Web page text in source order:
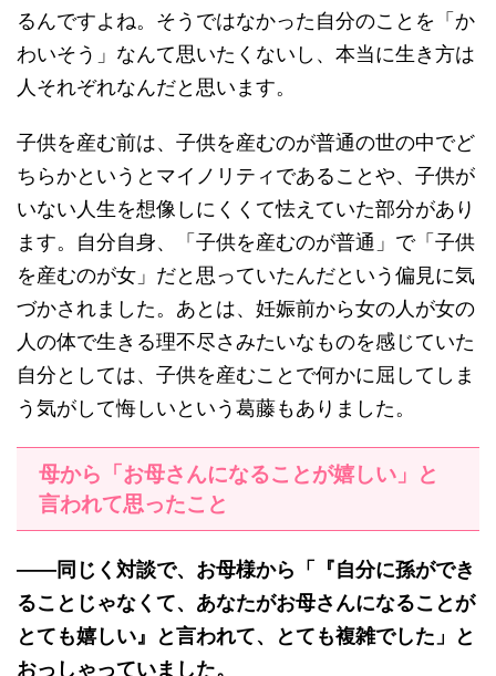
るんですよね。そうではなかった自分のことを「か
わいそう」なんて思いたくないし、本当に生き方は
人それぞれなんだと思います。
子供を産む前は、子供を産むのが普通の世の中でど
ちらかというとマイノリティであることや、子供が
いない人生を想像しにくくて怯えていた部分があり
ます。自分自身、「子供を産むのが普通」で「子供
を産むのが女」だと思っていたんだという偏見に気
づかされました。あとは、妊娠前から女の人が女の
人の体で生きる理不尽さみたいなものを感じていた
自分としては、子供を産むことで何かに屈してしま
う気がして悔しいという葛藤もありました。
母から「お母さんになることが嬉しい」と
言われて思ったこと
——同じく対談で、お母様から「『自分に孫ができ
ることじゃなくて、あなたがお母さんになることが
とても嬉しい』と言われて、とても複雑でした」と
おっしゃっていました。